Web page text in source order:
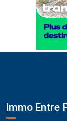
Immo Entre